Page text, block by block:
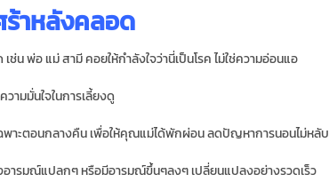
ร้าหลังคลอด
ช่น พ่อ แม่ สามี คอยให้กำลังใจว่านี่เป็นโรค ไม่ใช่ความอ่อนแอ
ามมั่นใจในการเลี้ยงดู
พาะตอนกลางคืน เพื่อให้คุณแม่ได้พักผ่อน ลดปัญหาการนอนไม่หลับ
อารมณ์แปลกๆ หรือมีอารมณ์ขึ้นๆลงๆ เปลี่ยนแปลงอย่างรวดเร็ว